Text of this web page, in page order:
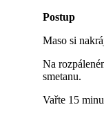
Postup
Maso si
Na
smetanu.
Vařte 15